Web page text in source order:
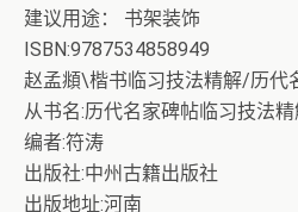
建议用途： 书架装饰
ISBN:9787534858949
赵孟頫\楷书临习技法精解/历代
从书名:历代名家碑帖临习技法
编者:符涛
出版社:中州古籍出版社
出版地址:河南